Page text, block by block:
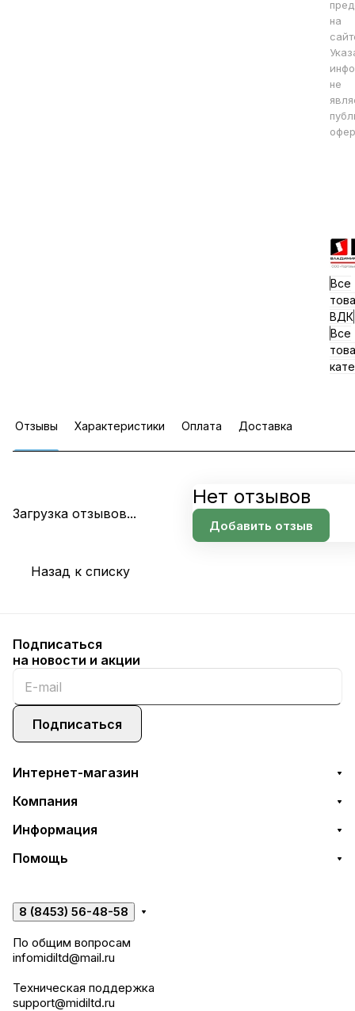
на
не
Все
ВДК
Все
Отзывы Характеристики Оплата Доставка
Загрузка отзывов...
Нет отзывов
Добавить отзыв
Назад к списку
Подписаться
на новости и акции
Подписаться
Интернет-магазин
Компания
Информация
Помощь
8 (8453) 56-48-58
По общим вопросам
infomidiltd@mail.ru
Техническая поддержка
support@midiltd.ru